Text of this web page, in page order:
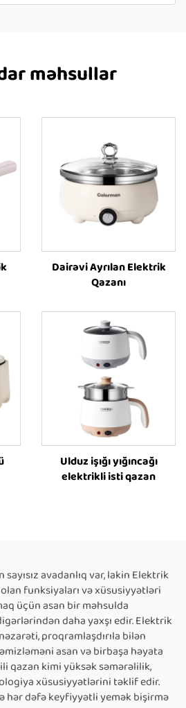
məhsullar
Dairəvi Ayrılan Elektrik
Qazanı
Ulduz işığı yığıncağı
elektrikli isti qazan
avadanlıq var, lakin Elektrik
funksiyaları və xüsusiyyətləri
üçün asan bir məhsulda
daha yaxşı edir. Elektrik
proqramlaşdırıla bilən
asan və birbaşa həyata
qazan kimi yüksək səmərəlilik,
xüsusiyyətlərini təklif edir.
hər dəfə keyfiyyətli yemək bişirmə